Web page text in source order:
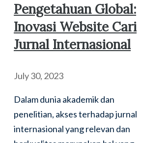
Pengetahuan Global:
Inovasi Website Cari
Jurnal Internasional
July 30, 2023
Dalam dunia akademik dan
penelitian, akses terhadap jurnal
internasional yang relevan dan